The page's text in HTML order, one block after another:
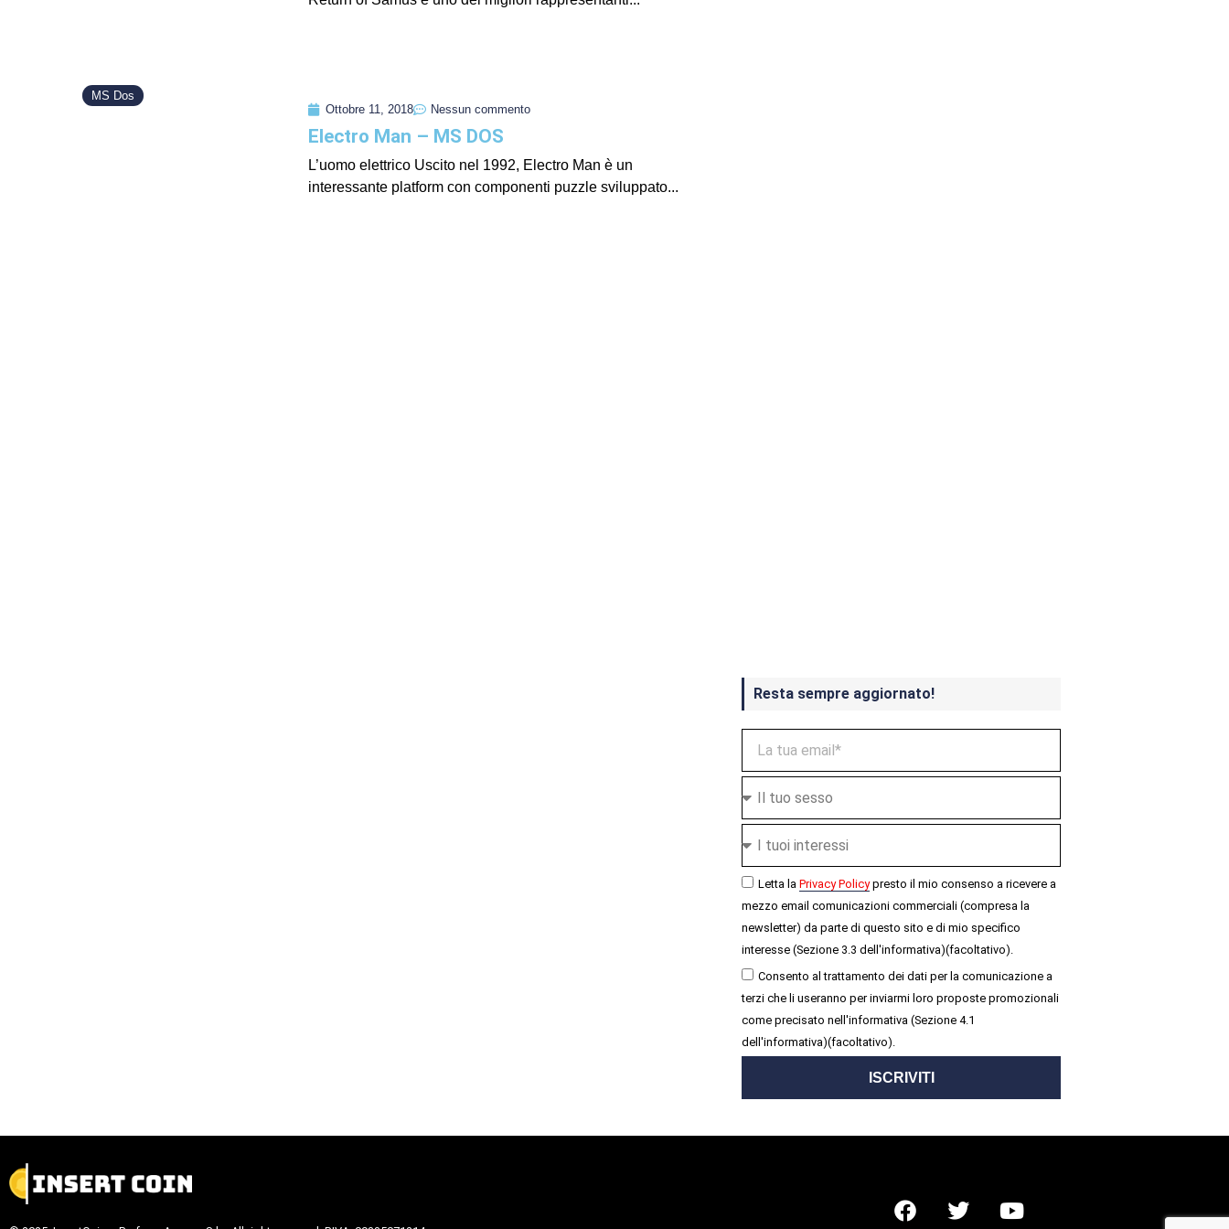
MS Dos
Ottobre 11, 2018
Nessun commento
Electro Man – MS DOS
L’uomo elettrico Uscito nel 1992, Electro Man è un
interessante platform con componenti puzzle sviluppato...
Resta sempre aggiornato!
Letta la Privacy Policypresto il mio consenso a ricevere a
mezzo email comunicazioni commerciali (compresa la
newsletter) da parte di questo sito e di mio specifico
interesse (Sezione 3.3 dell'informativa)(facoltativo).
Consento al trattamento dei dati per la comunicazione a
terzi che li useranno per inviarmi loro proposte promozionali
come precisato nell'informativa (Sezione 4.1
dell'informativa)(facoltativo).
ISCRIVITI